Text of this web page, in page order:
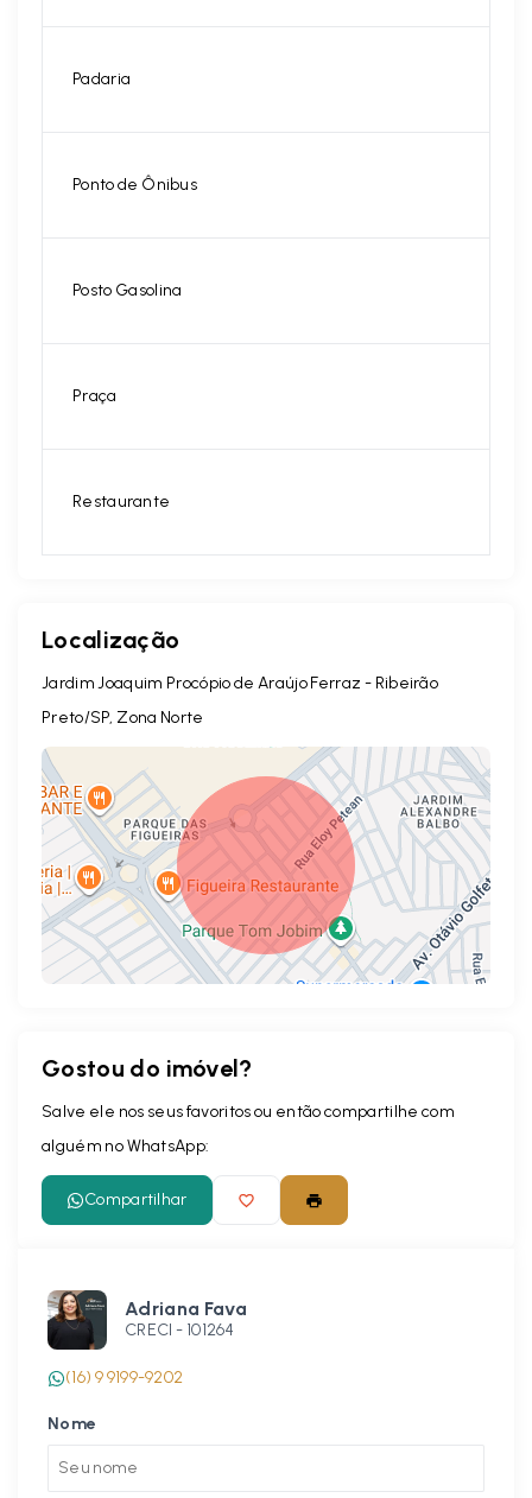
Padaria
Ponto de Ônibus
Posto Gasolina
Praça
Restaurante
Localização
Jardim Joaquim Procópio de Araújo Ferraz - Ribeirão
Preto/SP, Zona Norte
Gostou do imóvel?
Salve ele nos seus favoritos ou então compartilhe com
alguém no WhatsApp:
Compartilhar
Adriana Fava
CRECI - 101264
(16) 9 9199-9202
Nome